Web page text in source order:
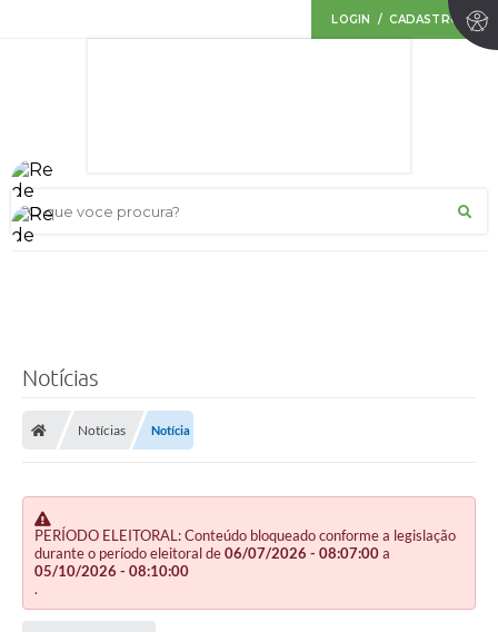
LOGIN / CADASTRO
O que voce procura?
Notícias
Notícias Notícia
PERÍODO ELEITORAL: Conteúdo bloqueado conforme a legislação
durante o período eleitoral de06/07/2026 - 08:07:00a
05/10/2026 - 08:10:00
.